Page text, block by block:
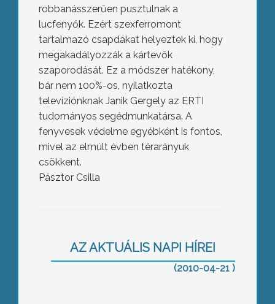
robbanásszerűen pusztulnak a
lucfenyők. Ezért szexferromont
tartalmazó csapdákat helyeztek ki, hogy
megakadályozzák a kártevők
szaporodását. Ez a módszer hatékony,
bár nem 100%-os, nyilatkozta
televíziónknak Janik Gergely az ERTI
tudományos segédmunkatársa. A
fenyvesek védelme egyébként is fontos,
mivel az elmúlt évben térarányuk
csökkent.
Pásztor Csilla
AZ AKTUÁLIS NAPI HÍREI
(2010-04-21 )
létszámát, átalakítják az
önkormányzati és a választási
törvényt